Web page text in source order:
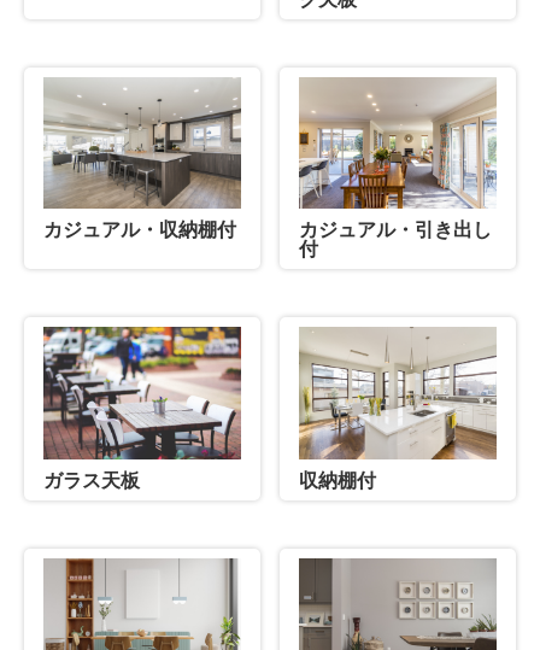
カジュアル・収納棚付
カジュアル・引き出し
付
ガラス天板 収納棚付